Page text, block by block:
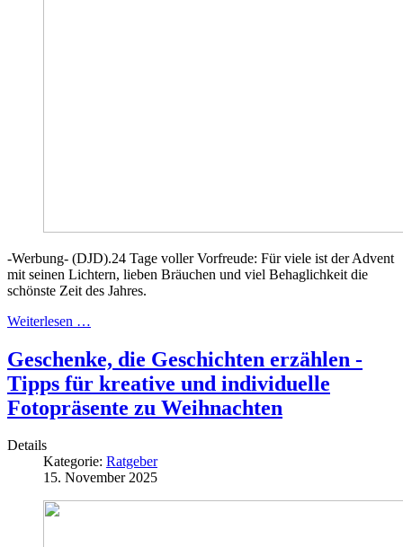
-Werbung- (DJD).24 Tage voller Vorfreude: Für viele ist der Advent
mit seinen Lichtern, lieben Bräuchen und viel Behaglichkeit die
schönste Zeit des Jahres.
Weiterlesen …
Geschenke, die Geschichten erzählen -
Tipps für kreative und individuelle
Fotopräsente zu Weihnachten
Details
Kategorie: Ratgeber
15. November 2025